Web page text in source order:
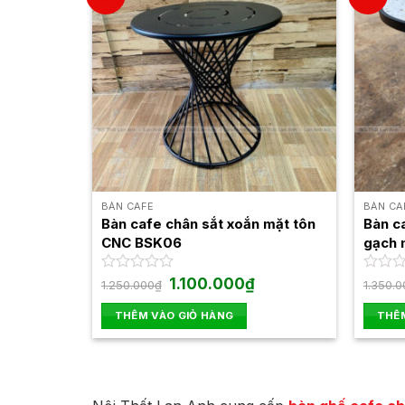
BÀN CAFE
Bàn cafe chân sắt xoắn mặt tôn
CNC BSK06
Được
hạng
0
5
1.250.000₫ Giá
gốc
là:
1.250.000₫.
1.100.000₫Giá
hiện
THÊM VÀO GIỎ HÀNG
BÀN
Bàn
gạch
Được
hạng
0
5